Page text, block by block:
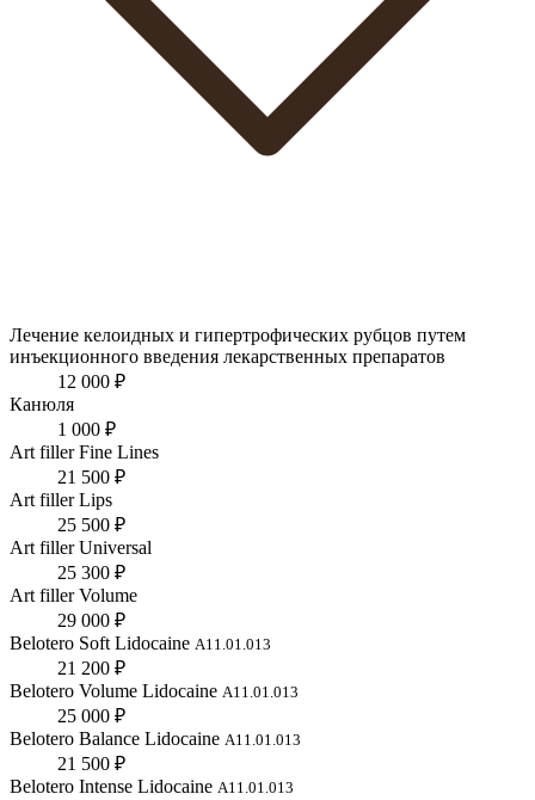
Лечение келоидных и гипертрофических рубцов путем
инъекционного введения лекарственных препаратов
12 000 ₽
Канюля
1 000 ₽
Art filler Fine Lines
21 500 ₽
Art filler Lips
25 500 ₽
Art filler Universal
25 300 ₽
Art filler Volume
29 000 ₽
Belotero Soft Lidocaine А11.01.013
21 200 ₽
Belotero Volume Lidocaine А11.01.013
25 000 ₽
Belotero Balance Lidocaine А11.01.013
21 500 ₽
Belotero Intense Lidocaine А11.01.013